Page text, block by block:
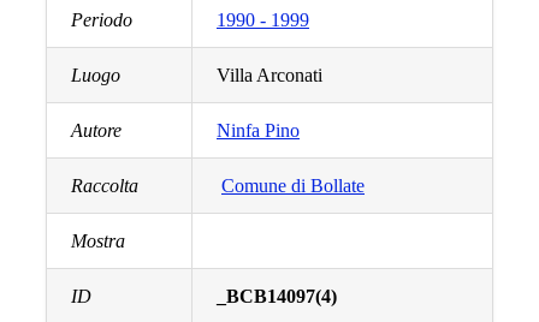
Periodo 1990 - 1999
Luogo Villa Arconati
Autore Ninfa Pino
Raccolta Comune di Bollate
Mostra
ID _BCB14097(4)